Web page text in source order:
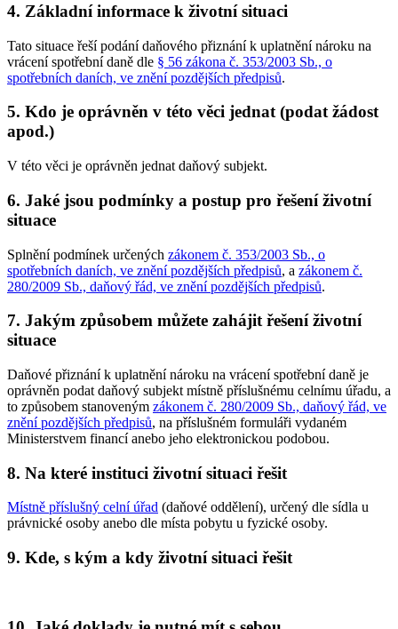
4. Základní informace k životní situaci
Tato situace řeší podání daňového přiznání k uplatnění nároku na
vrácení spotřební daně dle § 56 zákona č. 353/2003 Sb., o
spotřebních daních, ve znění pozdějších předpisů.
5. Kdo je oprávněn v této věci jednat (podat žádost
apod.)
V této věci je oprávněn jednat daňový subjekt.
6. Jaké jsou podmínky a postup pro řešení životní
situace
Splnění podmínek určených zákonem č. 353/2003 Sb., o
spotřebních daních, ve znění pozdějších předpisů, a zákonem č.
280/2009 Sb., daňový řád, ve znění pozdějších předpisů.
7. Jakým způsobem můžete zahájit řešení životní
situace
Daňové přiznání k uplatnění nároku na vrácení spotřební daně je
oprávněn podat daňový subjekt místně příslušnému celnímu úřadu, a
to způsobem stanoveným zákonem č. 280/2009 Sb., daňový řád, ve
znění pozdějších předpisů, na příslušném formuláři vydaném
Ministerstvem financí anebo jeho elektronickou podobou.
8. Na které instituci životní situaci řešit
Místně příslušný celní úřad (daňové oddělení), určený dle sídla u
právnické osoby anebo dle místa pobytu u fyzické osoby.
9. Kde, s kým a kdy životní situaci řešit